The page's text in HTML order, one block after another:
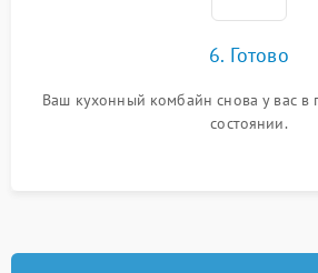
6. Готово
Ваш кухонный комбайн снова у вас в
состоянии.